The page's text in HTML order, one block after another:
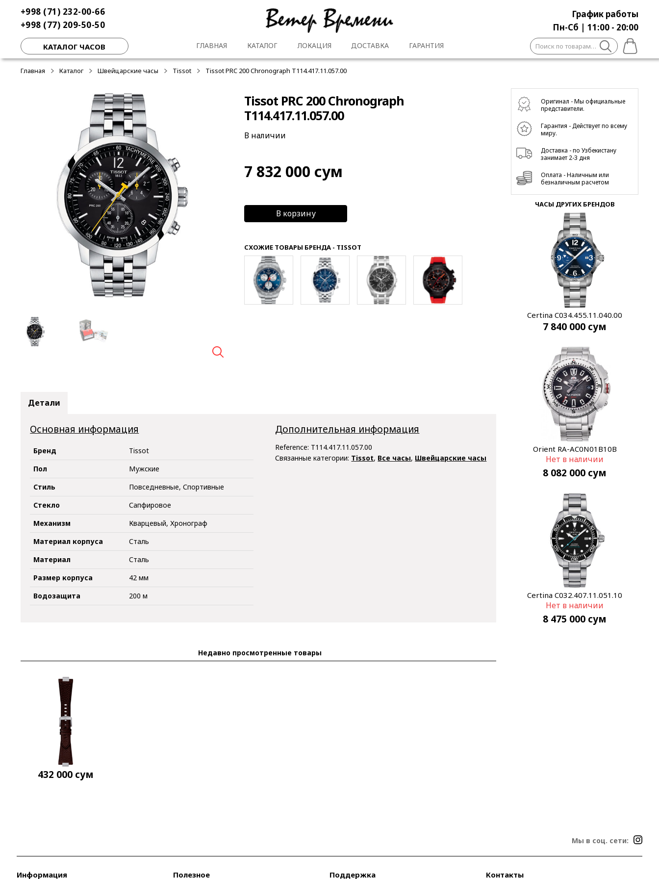
навигации
содержимому
+998 (71) 232-00-66
+998 (77) 209-50-50
График работы
Пн-Сб | 11:00 - 20:00
КАТАЛОГ ЧАСОВ ГЛАВНАЯ КАТАЛОГ ЛОКАЦИЯ ДОСТАВКА ГАРАНТИЯ Искать:
Главная Каталог Швейцарские часы Tissot Tissot PRC 200 Chronograph T114.417.11.057.00
Tissot PRC 200 Chronograph
T114.417.11.057.00
В наличии
7 832 000 сум
В корзину
СХОЖИЕ ТОВАРЫ БРЕНДА - TISSOT
Детали
Основная информация
Бренд
Tissot
Пол
Мужские
Стиль
Повседневные, Спортивные
Стекло
Сапфировое
Механизм
Кварцевый, Хронограф
Материал корпуса
Сталь
Материал
Сталь
Размер корпуса
42 мм
Водозащита
200 м
Дополнительная информация
Reference: T114.417.11.057.00
Связанные категории: Tissot, Все часы, Швейцарские часы
Недавно просмотренные товары
432 000 сум
Оригинал - Мы официальные
представители.
Гарантия - Действует по всему
миру.
Доставка - по Узбекистану
занимает 2-3 дня
Оплата - Наличным или
безналичным расчетом
ЧАСЫ ДРУГИХ БРЕНДОВ
Certina C034.455.11.040.00
7 840 000 сум
Orient RA-AC0N01B10B
Нет в наличии
8 082 000 сум
Certina C032.407.11.051.10
Нет в наличии
8 475 000 сум
Мы в соц. сети:
Информация Полезное Поддержка Контакты